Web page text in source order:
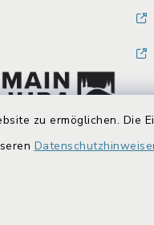
zu ermöglichen. Die